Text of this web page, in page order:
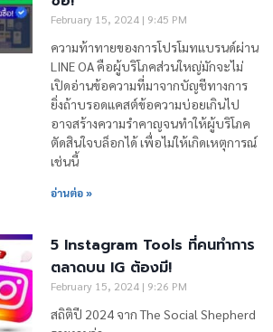
February 15, 2024 9:45 PM
ความท้าทายของการโปรโมทแบรนด์ผ่าน
LINE OA คือผู้บริโภคส่วนใหญ่มักจะไม่
เปิดอ่านข้อความที่มาจากบัญชีทางการ
ยิ่งถ้าบรอดแคสต์ข้อความบ่อยเกินไป
อาจสร้างความรำคาญจนทำให้ผู้บริโภค
ตัดสินใจบล็อกได้ เพื่อไม่ให้เกิดเหตุการณ์
เช่นนี้
อ่านต่อ »
5 Instagram Tools ที่คนทำการ
ตลาดบน IG ต้องมี!
February 15, 2024 9:26 PM
สถิติปี 2024 จาก The Social Shepherd